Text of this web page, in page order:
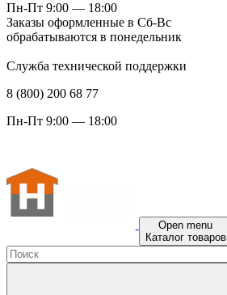
Пн-Пт 9:00 — 18:00
Заказы оформленные в Сб-Вс
обрабатываются в понедельник
Служба технической поддержки
8 (800) 200 68 77
Пн-Пт 9:00 — 18:00
Open menu
Каталог товаров